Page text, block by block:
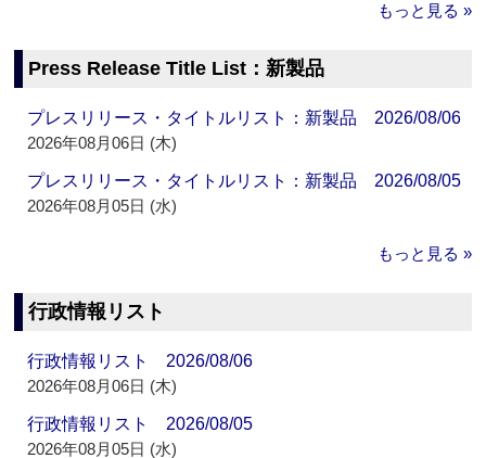
もっと見る »
Press Release Title List：新製品
プレスリリース・タイトルリスト：新製品 2026/08/06
2026年08月06日 (木)
プレスリリース・タイトルリスト：新製品 2026/08/05
2026年08月05日 (水)
もっと見る »
行政情報リスト
行政情報リスト 2026/08/06
2026年08月06日 (木)
行政情報リスト 2026/08/05
2026年08月05日 (水)